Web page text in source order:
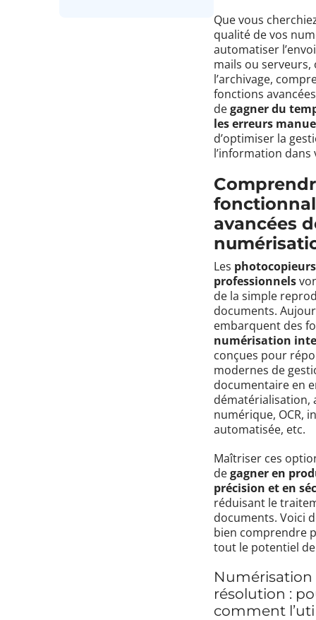
Que vous
qualité de vos
automatiser
mails ou
l’archivage,
fonctions
degagner du
les erreurs
d’optimiser la
l’information
avancées
Les
professionnels
de la simple
documents.
embarquent des
numérisation
conçues pour
modernes de
documentaire en
dématérialisation,
numérique, OCR,
automatisée, etc.
Maîtriser ces
degagner en
précision et en
réduisant le
documents. Voici
bien comprendre
tout le potentiel
résolution :
comment